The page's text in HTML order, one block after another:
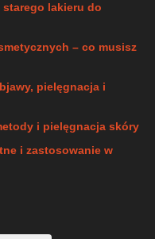
lakieru do
– co musisz
pielęgnacja i
i pielęgnacja skóry
i zastosowanie w